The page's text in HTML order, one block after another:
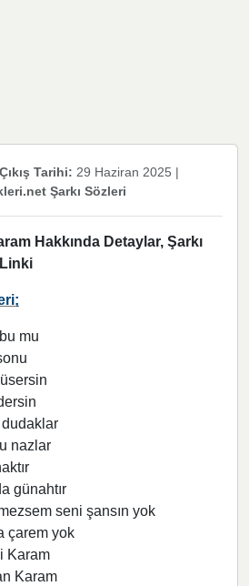
Tarihi: 29 Haziran 2025 |
Şarkı Sözleri
Hakkında Detaylar, Şarkı
mu
nazlar
günahtır
seni şansın yok
çarem yok
Karam
Karam